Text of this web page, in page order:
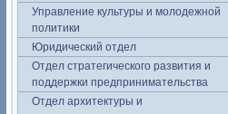
Управление культуры и молодежной
политики
Юридический отдел
Отдел стратегического развития и
поддержки предпринимательства
Отдел архитектуры и